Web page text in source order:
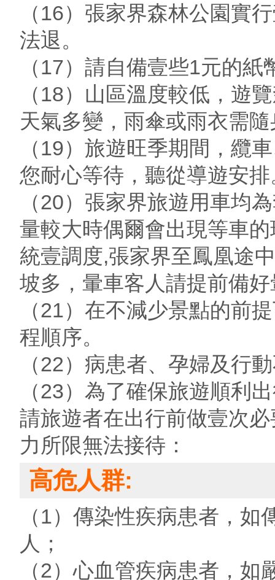
（16）張家界森林公園實
法退。
（17）請自備壹些1元的
（18）山區溫度較低，遊
天氣多變，雨傘或雨衣需
（19）旅遊旺季期間，纜
您耐心等待，聽從導遊安排
（20）張家界旅遊用車均
量較大時偶爾會出現等車
統壹調度,張家界至鳳凰途
坡多，暈車客人請提前備
（21）在不減少景點的前
程順序。
（22）病患者、孕婦及行
（23）為了確保旅遊順利
請旅遊者在出行前做壹次
力所限無法接待：
高危人群:
（1）傳染性疾病患者，
人；
（2）心血管疾病患者，